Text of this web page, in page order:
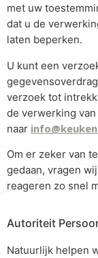
met uw
dat u de
laten beperken.
U kunt een
verzoek tot
de verwerking
naar
Om er zeker van
gedaan, vragen
reageren zo snel
Autoriteit
Natuurlijk helpen